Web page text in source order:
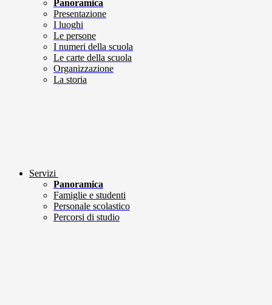
Panoramica
Presentazione
I luoghi
Le persone
I numeri della scuola
Le carte della scuola
Organizzazione
La storia
Servizi
Panoramica
Famiglie e studenti
Personale scolastico
Percorsi di studio